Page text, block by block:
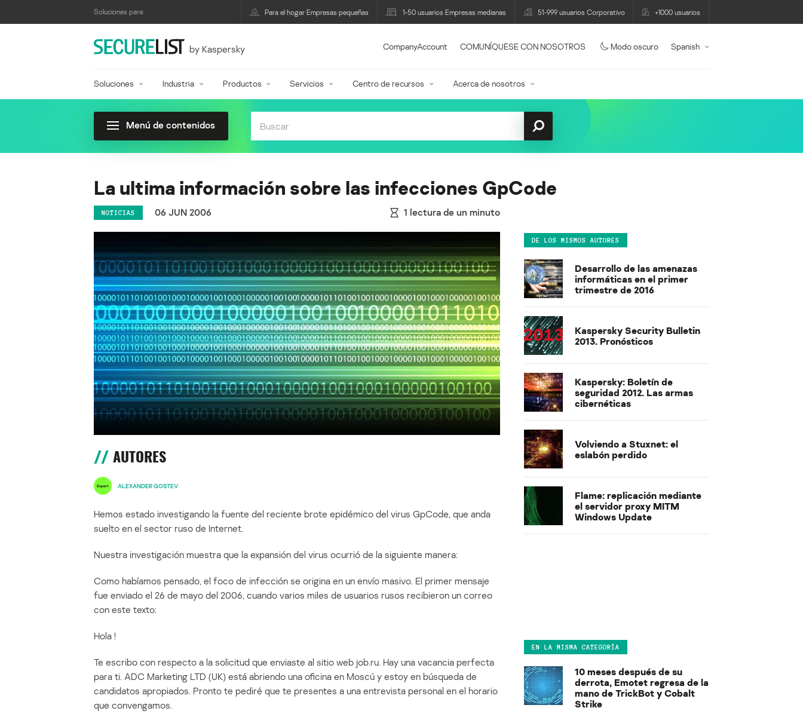
Soluciones para: Para el hogar Empresas pequeñas 1-50 usuarios Empresas medianas 51-999 usuarios Corporativo +1000 usuarios
by Kaspersky CompanyAccount COMUNÍQUESE CON NOSOTROS Modo oscuro Spanish
Soluciones Industria Productos Servicios Centro de recursos Acerca de nosotros
Menú de contenidos
La ultima información sobre las infecciones GpCode
NOTICIAS 06 JUN 2006 1 lectura de un minuto
AUTORES
ALEXANDER GOSTEV
Hemos estado investigando la fuente del reciente brote epidémico del virus GpCode, que anda
suelto en el sector ruso de Internet.
Nuestra investigación muestra que la expansión del virus ocurrió de la siguiente manera:
Como habíamos pensado, el foco de infección se origina en un envío masivo. El primer mensaje
fue enviado el 26 de mayo del 2006, cuando varios miles de usuarios rusos recibieron un correo
con este texto:
Hola !
Te escribo con respecto a la solicitud que enviaste al sitio web job.ru. Hay una vacancia perfecta
para ti. ADC Marketing LTD (UK) está abriendo una oficina en Moscú y estoy en búsqueda de
candidatos apropiados. Pronto te pediré que te presentes a una entrevista personal en el horario
que convengamos.
DE LOS MISMOS AUTORES
Desarrollo de las amenazas
informáticas en el primer
trimestre de 2016
Kaspersky Security Bulletin
2013. Pronósticos
Kaspersky: Boletín de
seguridad 2012. Las armas
cibernéticas
Volviendo a Stuxnet: el
eslabón perdido
Flame: replicación mediante
el servidor proxy MITM
Windows Update
EN LA MISMA CATEGORÍA
10 meses después de su
derrota, Emotet regresa de la
mano de TrickBot y Cobalt
Strike